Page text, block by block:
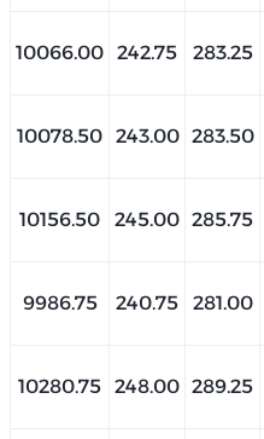
283.25
242.75
10066.00
283.50
243.00
10078.50
285.75
245.00
10156.50
281.00
240.75
9986.75
289.25
248.00
10280.75